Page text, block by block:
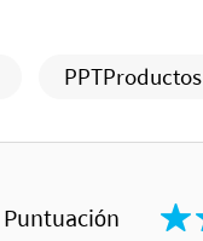
PPTProductos
Puntuación